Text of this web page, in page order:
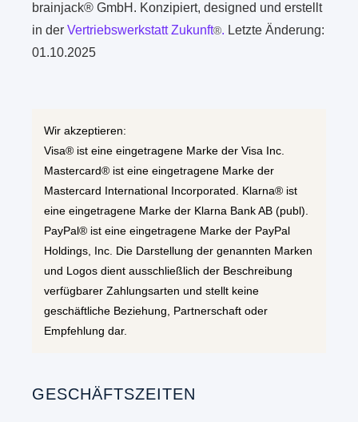
brainjack® GmbH. Konzipiert, designed und erstellt
in derVertriebswerkstatt Zukunft®. Letzte Änderung:
01.10.2025
Wir akzeptieren:
Visa® ist eine eingetragene Marke der Visa Inc.
Mastercard® ist eine eingetragene Marke der
Mastercard International Incorporated. Klarna® ist
eine eingetragene Marke der Klarna Bank AB (publ).
PayPal® ist eine eingetragene Marke der PayPal
Holdings, Inc. Die Darstellung der genannten Marken
und Logos dient ausschließlich der Beschreibung
verfügbarer Zahlungsarten und stellt keine
geschäftliche Beziehung, Partnerschaft oder
Empfehlung dar.
GESCHÄFTSZEITEN